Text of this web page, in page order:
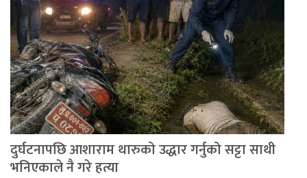
दुर्घटनापछि आशाराम थारुको उद्धार गर्नुको सट्टा साथी
भनिएकाले नै गरे हत्या